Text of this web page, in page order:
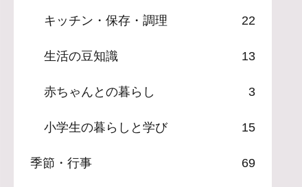
キッチン・保存・調理 22
生活の豆知識 13
赤ちゃんとの暮らし 3
小学生の暮らしと学び 15
季節・行事 69